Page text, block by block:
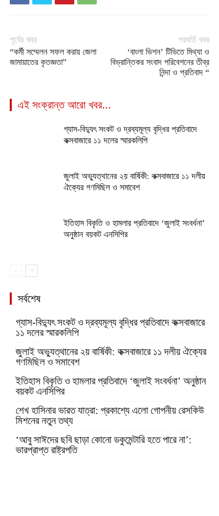
পূর্বের খবর
“কর্মী সম্মেলন সফল করায় জেলা
জামায়াতের কৃতজ্ঞতা”
পরবর্তি খবর
‘বাংলা ভিশন’ টিভিতে মিথ্যা ও
বিভ্রান্তিকর সংবাদ পরিবেশনের তীব্র
নিন্দা ও প্রতিবাদ “
এই সংক্রান্ত আরো খবর...
গ্যাস-বিদ্যুৎ সংকট ও দ্রব্যমূল্য বৃদ্ধির প্রতিবাদে
কক্সবাজারে ১১ দলের স্মারকলিপি
জুলাই অভ্যুত্থানের ২য় বার্ষিকী: কক্সবাজারে ১১ দলীয়
ঐক্যের গণমিছিল ও সমাবেশ
ইতিহাস বিকৃতি ও হামলার প্রতিবাদে ‘জুলাই সংবর্ধনা’
অনুষ্ঠান বয়কট এনসিপির
সর্বশেষ
গ্যাস-বিদ্যুৎ সংকট ও দ্রব্যমূল্য বৃদ্ধির প্রতিবাদে কক্সবাজারে
১১ দলের স্মারকলিপি
জুলাই অভ্যুত্থানের ২য় বার্ষিকী: কক্সবাজারে ১১ দলীয় ঐক্যের
গণমিছিল ও সমাবেশ
ইতিহাস বিকৃতি ও হামলার প্রতিবাদে ‘জুলাই সংবর্ধনা’ অনুষ্ঠান
বয়কট এনসিপির
শেখ হাসিনার ভারত যাত্রা: প্রকাশ্যে এলো গোপনীয় রেসকিউ
মিশনের নতুন তথ্য
‘আবু সাঈদের ছবি ছাড়া কোনো ডকুমেন্টারি হতে পারে না’:
ভারপ্রাপ্ত রাষ্ট্রপতি